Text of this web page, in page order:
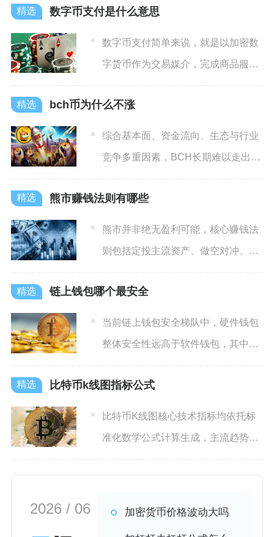
数字币支付是什么意思
数字币支付简单来说，就是以加密数
字货币作为交易媒介，完成商品服务
结算、资金转账、跨境汇款、
bch币为什么不涨
综合基本面、资金流向、生态与行业
竞争多重因素，BCH长期难以走出持
续性上涨行情，核心症结集
熊市赚钱法则有哪些
熊市并非绝无盈利可能，核心赚钱法
则包括定投主流资产、做空对冲、质
押赚息、套利价差、严控仓位
链上钱包哪个最安全
当前链上钱包安全梯队中，硬件钱包
整体安全性远高于软件钱包，其中
LedgerNanoX、Tr
比特币k线图指标公式
比特币K线图核心技术指标均依托标
准化数学公式计算生成，主流趋势
类、震荡类、波动率类指标有固
2026 / 06 加密货币价格波动大吗